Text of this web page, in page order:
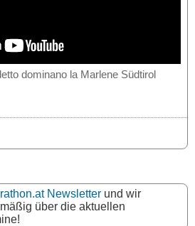
dominano la Marlene Südtirol
Newsletter und wir
über die aktuellen